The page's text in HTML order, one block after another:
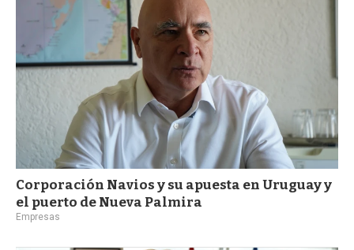
Corporación Navios y su apuesta en Uruguay y
el puerto de Nueva Palmira
Empresas